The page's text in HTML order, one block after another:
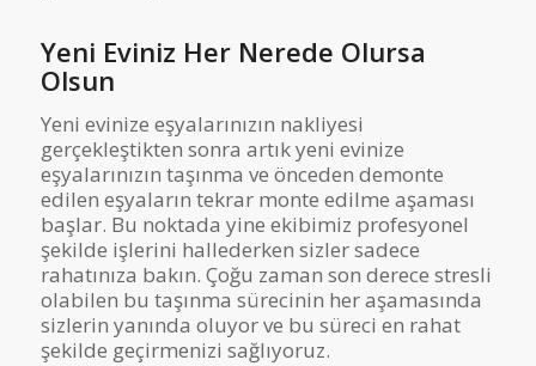
Yeni Eviniz Her Nerede Olursa
Olsun
Yeni evinize eşyalarınızın nakliyesi
gerçekleştikten sonra artık yeni evinize
eşyalarınızın taşınma ve önceden demonte
edilen eşyaların tekrar monte edilme aşaması
başlar. Bu noktada yine ekibimiz profesyonel
şekilde işlerini hallederken sizler sadece
rahatınıza bakın. Çoğu zaman son derece stresli
olabilen bu taşınma sürecinin her aşamasında
sizlerin yanında oluyor ve bu süreci en rahat
şekilde geçirmenizi sağlıyoruz.